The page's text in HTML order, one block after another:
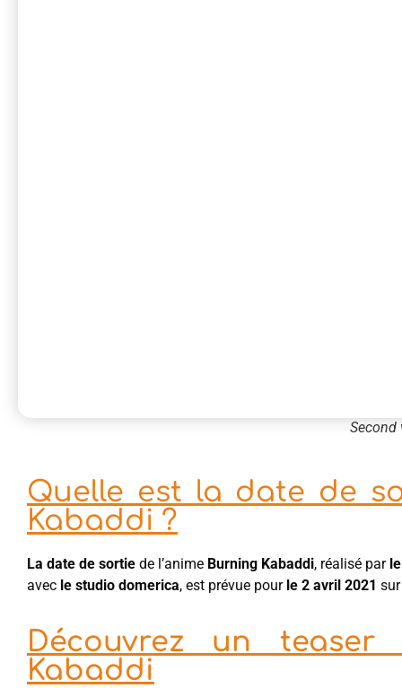
Second
Quelle est la date de
Kabaddi ?
La date de sortie de l’anime Burning Kabaddi, réalisé par
avec le studio domerica, est prévue pour le 2 avril 2021 sur
Découvrez un
Kabaddi